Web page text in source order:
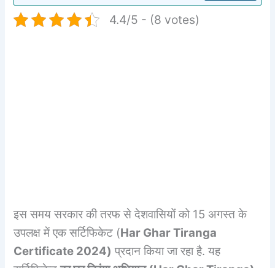
4.4/5 - (8 votes)
इस समय सरकार की तरफ से देशवासियों को 15 अगस्त के
उपलक्ष में एक सर्टिफिकेट (Har Ghar Tiranga
Certificate 2024) प्रदान किया जा रहा है. यह